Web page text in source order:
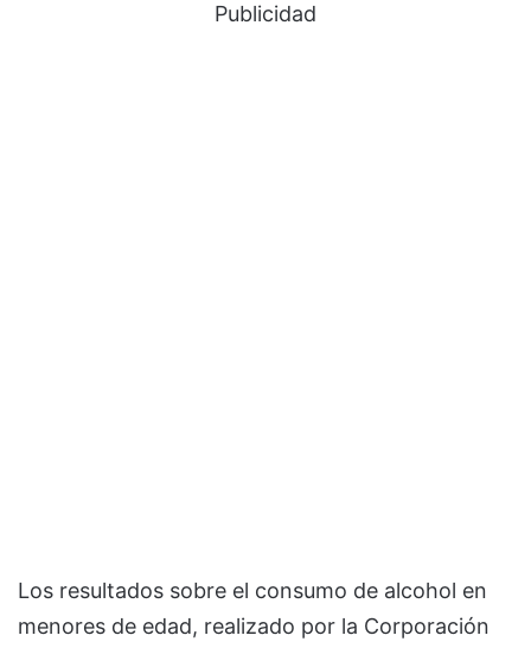
Publicidad
Los resultados sobre el consumo de alcohol en
menores de edad, realizado por la Corporación